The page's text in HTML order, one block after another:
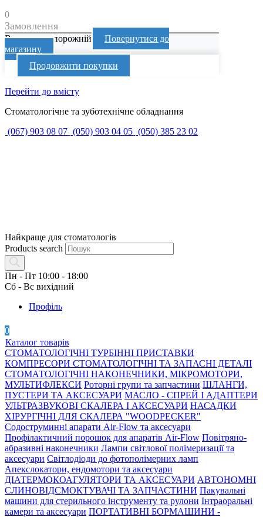
0
Замовлення
Ваш кошик порожній
Повернутися до
магазину
Продовжити покупки
Перейти до вмісту
Стоматологічне та зуботехнічне обладнання
(067) 903 08 07 (050) 903 04 05 (050) 385 23 02
Найкраще для стоматологів
Products search
Пн - Пт 10:00 - 18:00
Сб - Вс вихідний
Профіль
0
Каталог товарів
СТОМАТОЛОГІЧНІ ТУРБІННІ ПРИСТАВКИ
КОМПРЕСОРИ СТОМАТОЛОГІЧНІ ТА ЗАПАСНІ ДЕТАЛІ
СТОМАТОЛОГІЧНІ НАКОНЕЧНИКИ, МІКРОМОТОРИ,
МУЛЬТИФЛЕКСИ Роторні групи та запчастини ШЛАНГИ,
ПУСТЕРИ ТА АКСЕСУАРИ МАСЛО - СПРЕЙ І АДАПТЕРИ
УЛЬТРАЗВУКОВІ СКАЛЕРА І АКСЕСУАРИ НАСАДКИ
ХІРУРГІЧНІ ДЛЯ СКАЛЕРА "WOODPECKER"
Содоструминні апарати Air-Flow та аксесуари
Профілактичний порошок для апаратів Air-Flow Повітряно-
абразивні наконечники Лампи світлової полімеризації та
аксесуари Світлодіоди до фотополімерних ламп
Апекслокатори, ендомотори та аксесуари
ДІАТЕРМОКОАГУЛЯТОРИ ТА АКСЕСУАРИ АВТОНОМНІ
СЛИНОВІДСМОКТУВАЧІ ТА ЗАПЧАСТИНИ Пакувальні
машини для стерильного інструменту та рулони Інтраоральні
камери та аксесуари ПОРТАТИВНІ БОРМАШИНИ -